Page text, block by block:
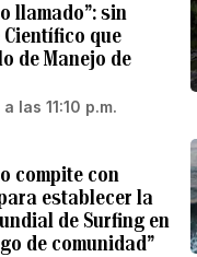
llamado”: sin
que
de Manejo de
las 11:10 p.m.
compite con
establecer la
de Surfing en
de comunidad”